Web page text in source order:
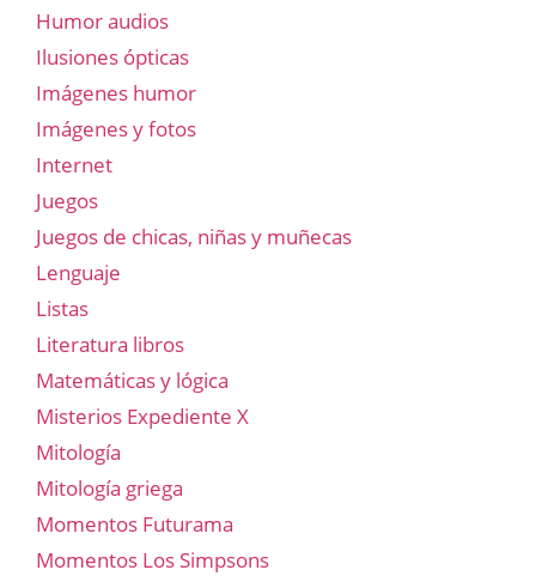
Humor audios
Ilusiones ópticas
Imágenes humor
Imágenes y fotos
Internet
Juegos
Juegos de chicas, niñas y muñecas
Lenguaje
Listas
Literatura libros
Matemáticas y lógica
Misterios Expediente X
Mitología
Mitología griega
Momentos Futurama
Momentos Los Simpsons